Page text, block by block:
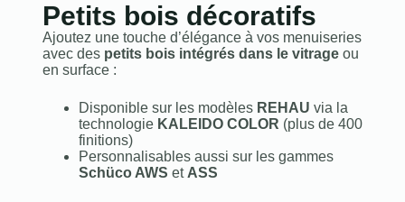
Petits bois décoratifs
Ajoutez une touche d’élégance à vos menuiseries
avec des petits bois intégrés dans le vitrageou
en surface :
Disponible sur les modèles REHAU via la
technologie KALEIDO COLOR (plus de 400
finitions)
Personnalisables aussi sur les gammes
Schüco AWS et ASS